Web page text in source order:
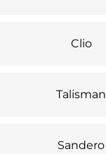
Clio
Talisman
Sandero